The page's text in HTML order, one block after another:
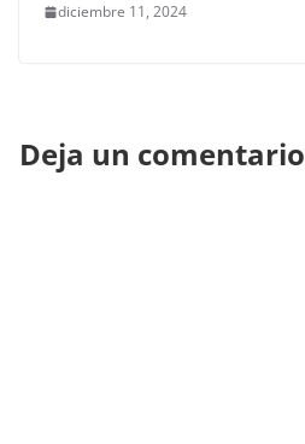
diciembre 11, 2024
Deja un comentario